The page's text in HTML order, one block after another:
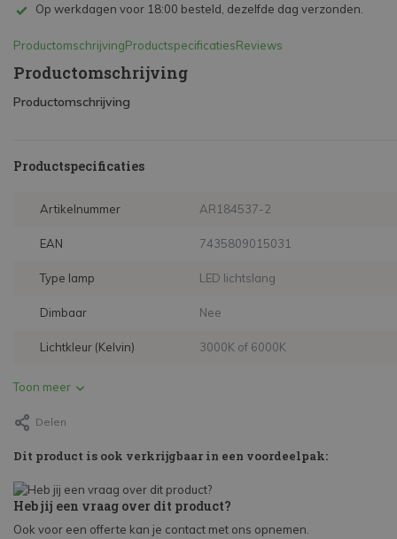
Op werkdagen voor 18:00 besteld, dezelfde dag verzonden.
ProductomschrijvingProductspecificatiesReviews
Productomschrijving
Productomschrijving
Productspecificaties
Artikelnummer AR184537-2
EAN 7435809015031
Type lamp LED lichtslang
Dimbaar Nee
Lichtkleur (Kelvin) 3000K of 6000K
Toon meer
Delen
Dit product is ook verkrijgbaar in een voordeelpak:
Heb jij een vraag over dit product?
Ook voor een offerte kan je contact met ons opnemen.